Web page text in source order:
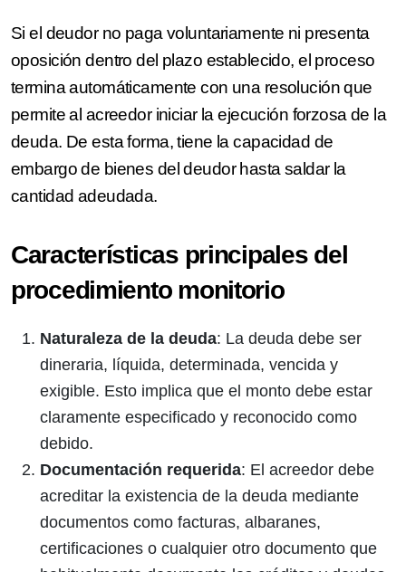
Si el deudor no paga voluntariamente ni presenta
oposición dentro del plazo establecido, el proceso
termina automáticamente con una resolución que
permite al acreedor iniciar la ejecución forzosa de la
deuda. De esta forma, tiene la capacidad de
embargo de bienes del deudor hasta saldar la
cantidad adeudada.
Características principales del
procedimiento monitorio
Naturaleza de la deuda: La deuda debe ser
dineraria, líquida, determinada, vencida y
exigible. Esto implica que el monto debe estar
claramente especificado y reconocido como
debido.
Documentación requerida: El acreedor debe
acreditar la existencia de la deuda mediante
documentos como facturas, albaranes,
certificaciones o cualquier otro documento que